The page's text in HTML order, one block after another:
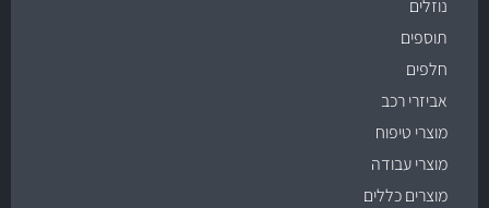
נוזלים
תוספים
חלפים
אביזרי רכב
מוצרי טיפוח
מוצרי עבודה
מוצרים כללים